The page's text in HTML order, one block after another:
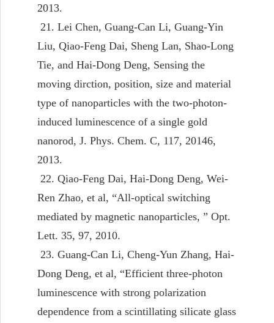
2013.
21. Lei Chen, Guang-Can Li, Guang-Yin
Liu, Qiao-Feng Dai, Sheng Lan, Shao-Long
Tie, and Hai-Dong Deng, Sensing the
moving dirction, position, size and material
type of nanoparticles with the two-photon-
induced luminescence of a single gold
nanorod, J. Phys. Chem. C, 117, 20146,
2013.
22. Qiao-Feng Dai, Hai-Dong Deng, Wei-
Ren Zhao, et al, “All-optical switching
mediated by magnetic nanoparticles, ” Opt.
Lett. 35, 97, 2010.
23. Guang-Can Li, Cheng-Yun Zhang, Hai-
Dong Deng, et al, “Efficient three-photon
luminescence with strong polarization
dependence from a scintillating silicate glass